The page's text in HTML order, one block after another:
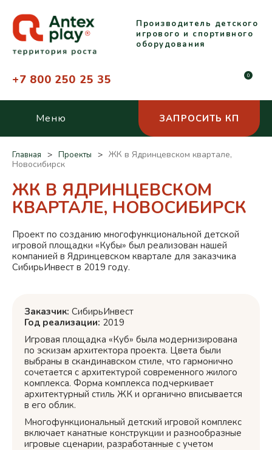
Производитель детского
игрового и спортивного
оборудования
+7 800 250 25 35 0
Меню ЗАПРОСИТЬ КП
Главная Проекты
ЖК в Ядринцевском квартале,
Новосибирск
ЖК В ЯДРИНЦЕВСКОМ
КВАРТАЛЕ, НОВОСИБИРСК
Проект по созданию многофункциональной детской
игровой площадки «Кубы» был реализован нашей
компанией в Ядринцевском квартале для заказчика
СибирьИнвест в 2019 году.
Заказчик: СибирьИнвест
Год реализации: 2019
Игровая площадка «Куб» была модернизирована
по эскизам архитектора проекта. Цвета были
выбраны в скандинавском стиле, что гармонично
сочетается с архитектурой современного жилого
комплекса. Форма комплекса подчеркивает
архитектурный стиль ЖК и органично вписывается
в его облик.
Многофункциональный детский игровой комплекс
включает канатные конструкции и разнообразные
игровые сценарии, разработанные с учетом